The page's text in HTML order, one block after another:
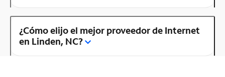
¿Cómo elijo el mejor proveedor de Internet
en Linden, NC?